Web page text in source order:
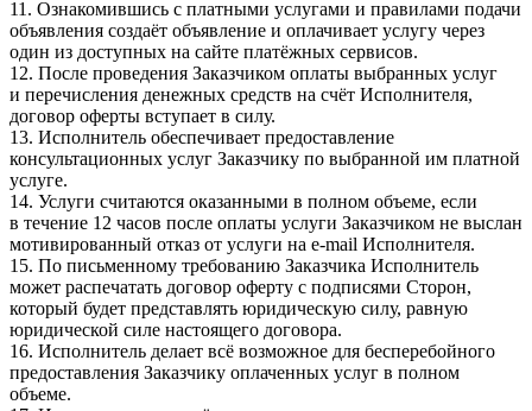
11. Ознакомившись с платными услугами и правилами подачи
объявления создаёт объявление и оплачивает услугу через
один из доступных на сайте платёжных сервисов.
12. После проведения Заказчиком оплаты выбранных услуг
и перечисления денежных средств на счёт Исполнителя,
договор оферты вступает в силу.
13. Исполнитель обеспечивает предоставление
консультационных услуг Заказчику по выбранной им платной
услуге.
14. Услуги считаются оказанными в полном объеме, если
в течение 12 часов после оплаты услуги Заказчиком не выслан
мотивированный отказ от услуги на e-mail Исполнителя.
15. По письменному требованию Заказчика Исполнитель
может распечатать договор оферту с подписями Сторон,
который будет представлять юридическую силу, равную
юридической силе настоящего договора.
16. Исполнитель делает всё возможное для бесперебойного
предоставления Заказчику оплаченных услуг в полном
объеме.